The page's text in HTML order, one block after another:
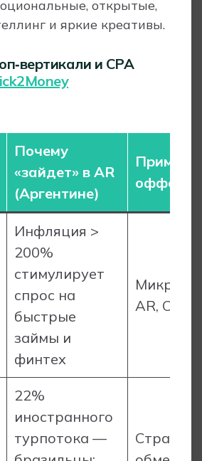
открытые,
и яркие креативы.
и CPA
Почему
«зайдет» в AR
(Аргентине)
Пример
оффера*
Инфляция >
200%
стимулирует
спрос на
быстрые
займы и
финтех
AR, CPL
22%
иностранного
турпотока —